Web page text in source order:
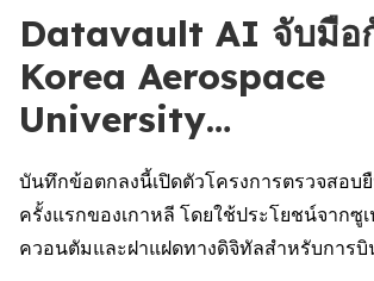
Datavault AI จับมือ
Korea Aerospace
University…
บันทึกข้อตกลงนี้เปิดตัวโครงการตรวจสอ
ครั้งแรกของเกาหลี โดยใช้ประโยชน์จากซู
ควอนตัมและฝาแฝดทางดิจิทัลสำหรับการ